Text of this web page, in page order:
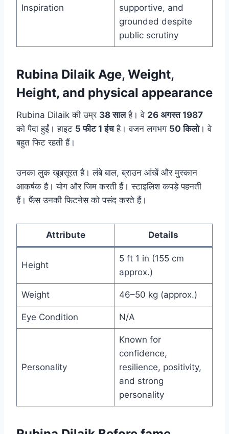
Inspiration
supportive, and
grounded despite
public scrutiny
Rubina Dilaik Age, Weight,
Height, and physical appearance
Rubina Dilaik की उम्र 38 सालहै। वे 26 अगस्त 1987
को पैदा हुईं। हाइट 5 फीट 1 इंचहै। वजन लगभग 50 किलो। वे
बहुत फिट रहती हैं।
उनका लुक खूबसूरत है। लंबे बाल, ब्राउन आंखें और मुस्कान
आकर्षक है। योग और जिम करती हैं। स्टाइलिश कपड़े पहनती
हैं। फैंस उनकी फिटनेस को पसंद करते हैं।
Attribute Details
Height
5 ft 1 in (155 cm
approx.)
Weight 46–50 kg (approx.)
Eye Condition N/A
Personality
Known for
confidence,
resilience, positivity,
and strong
personality